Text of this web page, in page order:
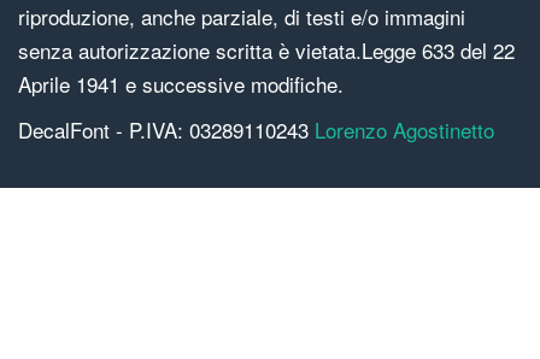
riproduzione, anche parziale, di testi e/o immagini
senza autorizzazione scritta è vietata.Legge 633 del 22
Aprile 1941 e successive modifiche.
DecalFont - P.IVA: 03289110243 Lorenzo Agostinetto